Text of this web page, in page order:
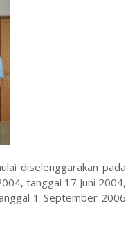
diselenggarakan pada
tanggal 17 Juni 2004,
1 September 2006